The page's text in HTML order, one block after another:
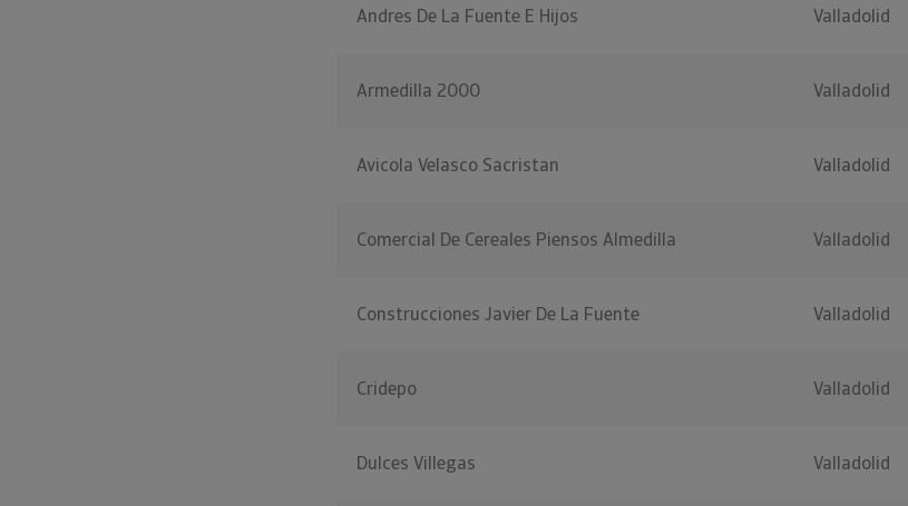
Andres De La Fuente E Hijos Valladolid
Armedilla 2000 Valladolid
Avicola Velasco Sacristan Valladolid
Comercial De Cereales Piensos Almedilla Valladolid
Construcciones Javier De La Fuente Valladolid
Cridepo Valladolid
Dulces Villegas Valladolid